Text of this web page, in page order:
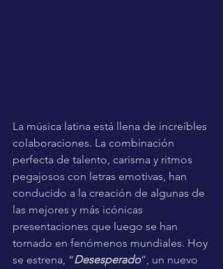
La música latina está llena de increíbles
colaboraciones. La combinación
perfecta de talento, carisma y ritmos
pegajosos con letras emotivas, han
conducido a la creación de algunas de
las mejores y más icónicas
presentaciones que luego se han
tornado en fenómenos mundiales. Hoy
se estrena, “Desesperado”, un nuevo